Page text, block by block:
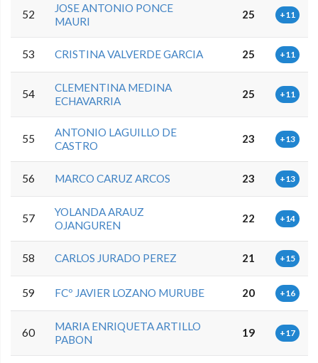
52
JOSE ANTONIO PONCE
MAURI
25 +11
53 CRISTINA VALVERDE GARCIA 25 +11
54
CLEMENTINA MEDINA
ECHAVARRIA
25 +11
55
ANTONIO LAGUILLO DE
CASTRO
23 +13
56 MARCO CARUZ ARCOS 23 +13
57
YOLANDA ARAUZ
OJANGUREN
22 +14
58 CARLOS JURADO PEREZ 21 +15
59 FCº JAVIER LOZANO MURUBE 20 +16
60
MARIA ENRIQUETA ARTILLO
PABON
19 +17